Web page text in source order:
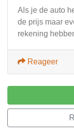
Als je de auto
de prijs maar
rekening
Reageer